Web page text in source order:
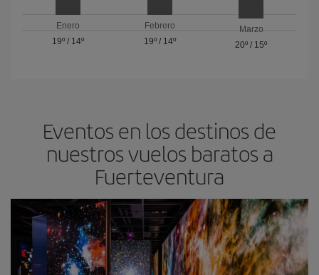
Enero
19º/ 14º
Febrero
19º/ 14º
Marzo
20º / 15º
Eventos en los destinos de
nuestros vuelos baratos a
Fuerteventura